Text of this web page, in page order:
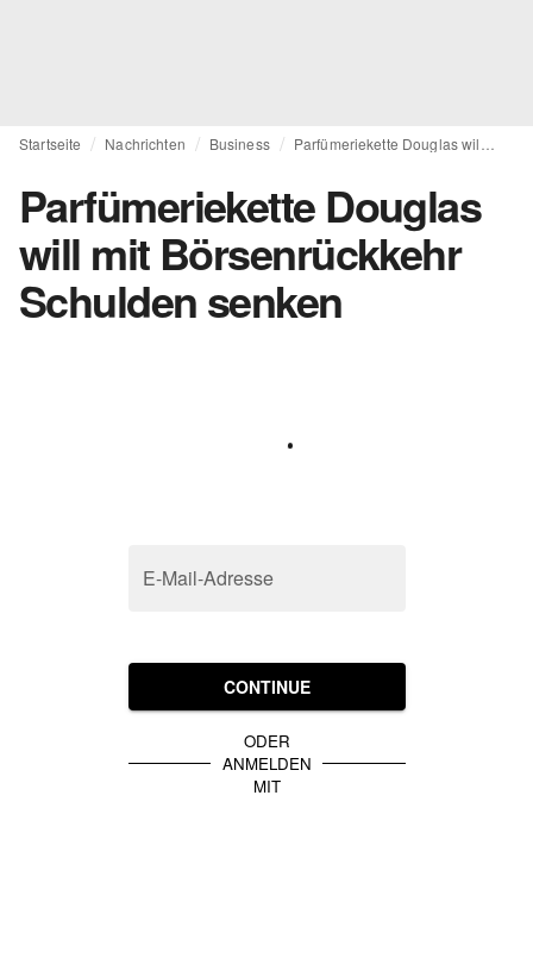
Startseite Nachrichten Business
Parfümeriekette Douglas
will mit Börsenrückkehr
Schulden senken
E-Mail-Adresse
CONTINUE
ODER
ANMELDEN
MIT